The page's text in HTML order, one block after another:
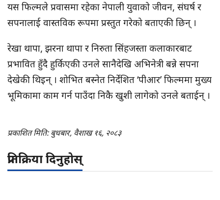
यस फिल्मले प्रवासमा रहेका नेपाली युवाको जीवन, संघर्ष र
सपनालाई वास्तविक रूपमा प्रस्तुत गरेको बताएकी छिन् ।
रेखा थापा, झरना थापा र निरुता सिंहजस्ता कलाकारबाट
प्रभावित हुँदै हुर्किएकी उनले सानैदेखि अभिनेत्री बन्ने सपना
देखेकी थिइन् । शोभित बस्नेत निर्देशित ‘पीआर’ फिल्ममा मुख्य
भूमिकामा काम गर्न पाउँदा निकै खुशी लागेको उनले बताईन् ।
प्रकाशित मिति: बुधबार, वैशाख १६, २०८३
प्रतिक्रिया दिनुहोस्